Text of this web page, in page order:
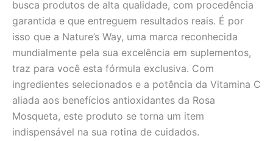
busca produtos de alta qualidade, com procedência
garantida e que entreguem resultados reais. É por
isso que a Nature’s Way, uma marca reconhecida
mundialmente pela sua excelência em suplementos,
traz para você esta fórmula exclusiva. Com
ingredientes selecionados e a potência da Vitamina C
aliada aos benefícios antioxidantes da Rosa
Mosqueta, este produto se torna um item
indispensável na sua rotina de cuidados.